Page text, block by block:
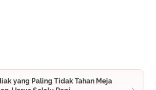
yang Paling Tidak Tahan Meja